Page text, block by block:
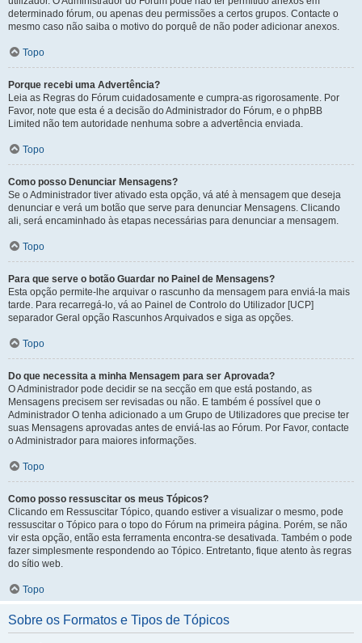
determinado fórum, ou apenas deu permissões a certos grupos. Contacte o
mesmo caso não saiba o motivo do porquê de não poder adicionar anexos.
Topo
Porque recebi uma Advertência?
Leia as Regras do Fórum cuidadosamente e cumpra-as rigorosamente. Por
Favor, note que esta é a decisão do Administrador do Fórum, e o phpBB
Limited não tem autoridade nenhuma sobre a advertência enviada.
Topo
Como posso Denunciar Mensagens?
Se o Administrador tiver ativado esta opção, vá até à mensagem que deseja
denunciar e verá um botão que serve para denunciar Mensagens. Clicando
ali, será encaminhado às etapas necessárias para denunciar a mensagem.
Topo
Para que serve o botão Guardar no Painel de Mensagens?
Esta opção permite-lhe arquivar o rascunho da mensagem para enviá-la mais
tarde. Para recarregá-lo, vá ao Painel de Controlo do Utilizador [UCP]
separador Geral opção Rascunhos Arquivados e siga as opções.
Topo
Do que necessita a minha Mensagem para ser Aprovada?
O Administrador pode decidir se na secção em que está postando, as
Mensagens precisem ser revisadas ou não. E também é possível que o
Administrador O tenha adicionado a um Grupo de Utilizadores que precise ter
suas Mensagens aprovadas antes de enviá-las ao Fórum. Por Favor, contacte
o Administrador para maiores informações.
Topo
Como posso ressuscitar os meus Tópicos?
Clicando em Ressuscitar Tópico, quando estiver a visualizar o mesmo, pode
ressuscitar o Tópico para o topo do Fórum na primeira página. Porém, se não
vir esta opção, então esta ferramenta encontra-se desativada. Também o pode
fazer simplesmente respondendo ao Tópico. Entretanto, fique atento às regras
do sítio web.
Topo
Sobre os Formatos e Tipos de Tópicos